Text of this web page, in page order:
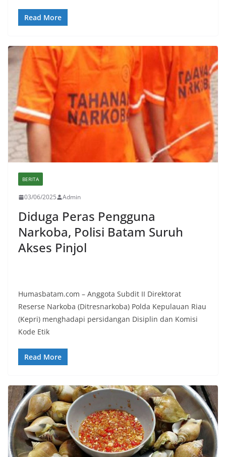
Read More
BERITA
03/06/2025 Admin
Diduga Peras Pengguna
Narkoba, Polisi Batam Suruh
Akses Pinjol
Humasbatam.com – Anggota Subdit II Direktorat
Reserse Narkoba (Ditresnarkoba) Polda Kepulauan Riau
(Kepri) menghadapi persidangan Disiplin dan Komisi
Kode Etik
Read More